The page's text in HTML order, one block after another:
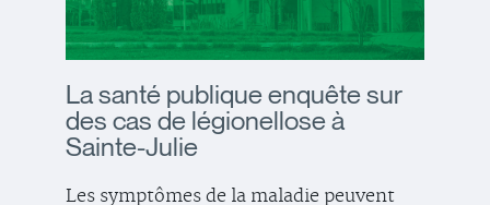
La santé publique enquête sur
des cas de légionellose à
Sainte-Julie
Les symptômes de la maladie peuvent